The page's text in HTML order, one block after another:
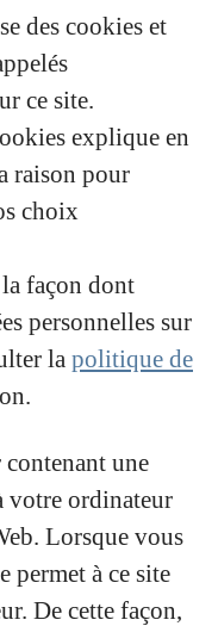
des cookies et
ce site.
explique en
raison pour
choix
façon dont
personnelles sur
la politique de
une
votre ordinateur
Lorsque vous
permet à ce site
De cette façon,